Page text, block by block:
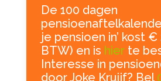
De 100 dagen
je pensioen in’ kost €
BTW) en is hierte
Interesse in
door Joke Kruijf? Bel